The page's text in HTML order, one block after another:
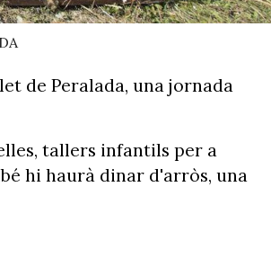
de Peralada, una jornada
tallers infantils per a
hi haurà dinar d'arròs, una